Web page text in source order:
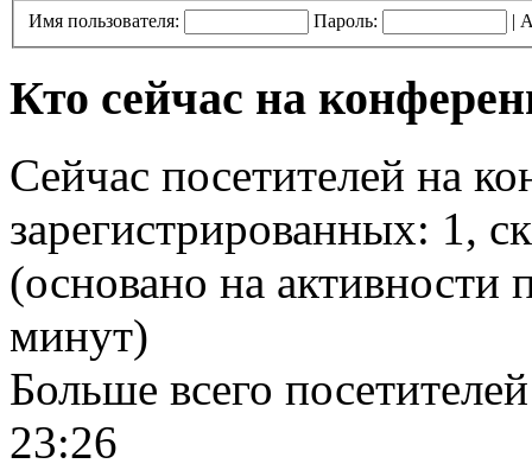
Имя пользователя: Пароль: |
Кто сейчас на
Сейчас посетителей на
зарегистрированных: 1,
(основано на активности
минут)
Больше всего
23:26